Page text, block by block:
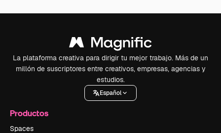
La plataforma creativa para dirigir tu mejor trabajo. Más de un
millón de suscriptores entre creativos, empresas, agencias y
estudios.
Español
Productos
Spaces